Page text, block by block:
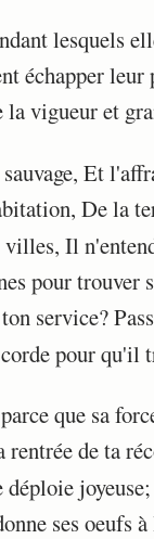
lesquels
échapper
vigueur et
Et
De la
Il
pour trouver
service?
pour
que sa
de ta
ses oeufs